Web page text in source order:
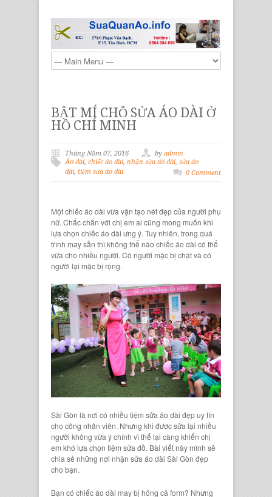
BẬT MÍ CHỖ SỬA ÁO DÀI Ở
HỒ CHÍ MINH
Tháng Năm 07, 2016 by admin
Áo dài, chiếc áo dài, nhận sửa áo dài, sửa áo
dài, tiệm sửa áo dài 0 Comment
Mộtchiếc áo dài vừa vặn tạo nét đẹp của người phụ
nữ. Chắc chắn với chị em ai cũng mong muốn khi
lựa chọn chiếc áo dài ưng ý. Tuy nhiên, trong quá
trình may sẵn thì không thể nào chiếc áo dài có thể
vừa cho nhiều người. Có người mặc bị chật và có
người lại mặc bị rộng.
Sài Gòn là nơi có nhiều tiệm sửa áo dài đẹp uy tín
cho công nhân viên. Nhưng khi được sửa lại nhiều
người không vừa ý chính vì thế lại càng khiến chị
em khó lựa chọn tiệm sửa đồ. Bài viết này mình sẽ
chia sẻ những nơi nhận sửa áo dài Sài Gòn đẹp
cho bạn.
Bạn có chiếc áo dài may bị hỏng cả form? Nhưng